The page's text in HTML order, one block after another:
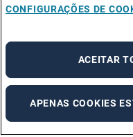
CONFIGURAÇÕES DE
APENAS COOKIES
ACEITAR